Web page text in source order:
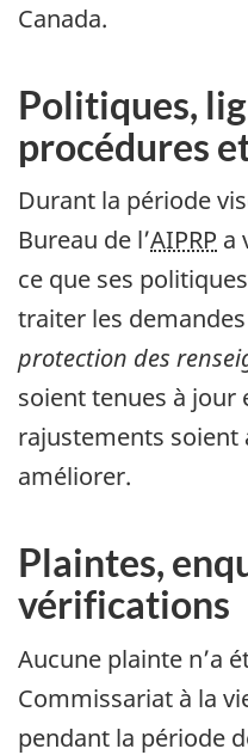
Canada.
Politiques,
procédures
Durant la période
Bureau de l’AIPRP a
ce que ses
traiter les
protection des
soient tenues à jour
rajustements soient
améliorer.
Plaintes,
vérifications
Aucune plainte n’a
Commissariat à la
pendant la période